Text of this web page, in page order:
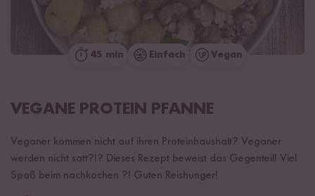
45 min Einfach Vegan
VEGANE PROTEIN PFANNE
Veganer kommen nicht auf ihren Proteinhaushalt? Veganer
werden nicht satt?!? Dieses Rezept beweist das Gegenteil! Viel
Spaß beim nachkochen ?! Guten Reishunger!